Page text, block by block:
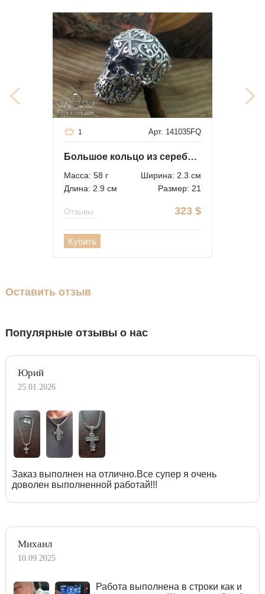
Арт. 141035FQ
1
Большое кольцо из серебра в виде черепа
Масса: 58 г
Ширина: 2.3 см
Длина: 2.9 см
Размер: 21
323 $
Отзывы
Купить
Оставить отзыв
Популярные отзывы о нас
Юрий
25.01.2026
Заказ выполнен на отлично.Все супер я очень
доволен выполненной работай!!!
Михаил
10.09.2025
Работа выполнена в строки как и